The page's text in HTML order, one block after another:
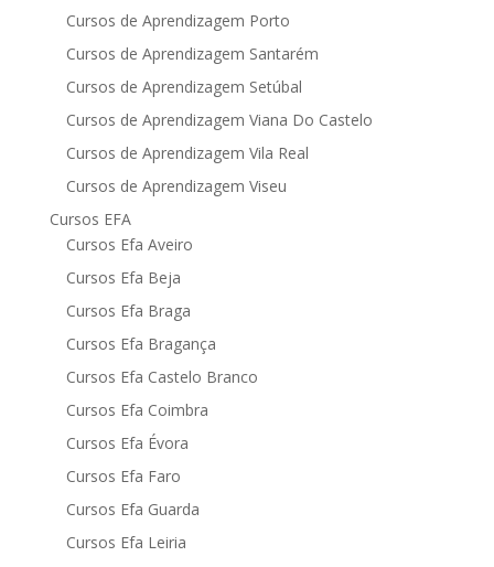
Cursos de Aprendizagem Porto
Cursos de Aprendizagem Santarém
Cursos de Aprendizagem Setúbal
Cursos de Aprendizagem Viana Do Castelo
Cursos de Aprendizagem Vila Real
Cursos de Aprendizagem Viseu
Cursos EFA
Cursos Efa Aveiro
Cursos Efa Beja
Cursos Efa Braga
Cursos Efa Bragança
Cursos Efa Castelo Branco
Cursos Efa Coimbra
Cursos Efa Évora
Cursos Efa Faro
Cursos Efa Guarda
Cursos Efa Leiria